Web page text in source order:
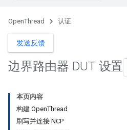
OpenThread 认证
发送反馈
边界路由器 DUT 设置
本页内容
构建 OpenThread
刷写并连接 NCP